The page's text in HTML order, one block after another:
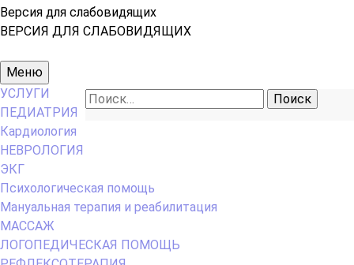
Версия для слабовидящих
ВЕРСИЯ ДЛЯ СЛАБОВИДЯЩИХ
Основное
меню
Меню
Найти:
УСЛУГИ
ПЕДИАТРИЯ
Кардиология
НЕВРОЛОГИЯ
ЭКГ
Психологическая помощь
Мануальная терапия и реабилитация
МАССАЖ
ЛОГОПЕДИЧЕСКАЯ ПОМОЩЬ